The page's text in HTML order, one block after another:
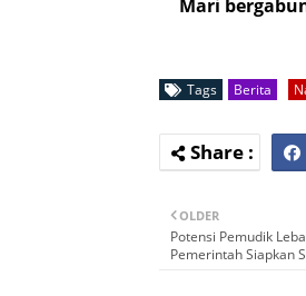
Mari
Tags Berita
OLDER
Potensi Pemudik
Pemerintah Siapkan